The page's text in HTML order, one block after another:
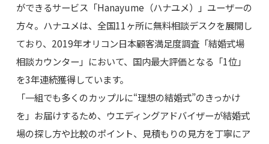
ができるサービス「Hanayume（ハナユメ）」ユーザーの
方々。ハナユメは、全国11ヶ所に無料相談デスクを展開し
ており、2019年オリコン日本顧客満足度調査「結婚式場
相談カウンター」において、国内最大評価となる「1位」
を3年連続獲得しています。
「一組でも多くのカップルに“理想の結婚式”のきっかけ
を」お届けするため、ウエディングアドバイザーが結婚式
場の探し方や比較のポイント、見積もりの見方を丁寧にア